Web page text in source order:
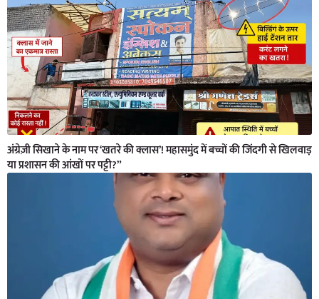
अंग्रेज़ी सिखाने के नाम पर ‘खतरे की क्लास’! महासमुंद में बच्चों की जिंदगी से खिलवाड़
या प्रशासन की आंखों पर पट्टी?”